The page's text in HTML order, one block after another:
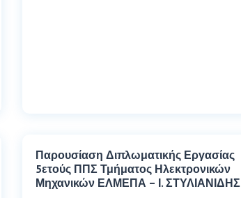
Παρουσίαση Διπλωματικής Εργασίας
5ετούς ΠΠΣ Τμήματος Ηλεκτρονικών
Μηχανικών ΕΛΜΕΠΑ – Ι. ΣΤΥΛΙΑΝΙΔΗΣ